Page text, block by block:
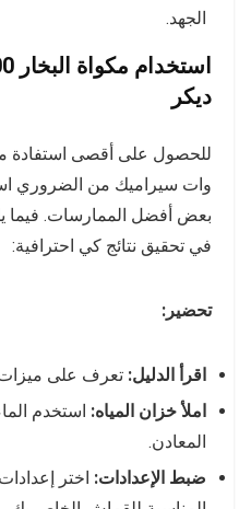
الجهد.
ديكر
للحصول على أقصى استفادة
وات سيراميك من الضروري
بعض أفضل الممارسات. فيما
في تحقيق نتائج كي احترافية:
تحضير:
اقرأ الدليل: تعرف على
املأ خزان المياه: استخدم
المعادن.
ضبط الإعدادات: اختر